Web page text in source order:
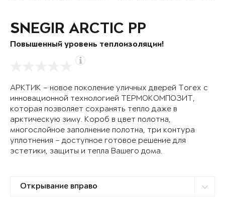
SNEGIR ARCTIC PP
Повышенный уровень теплоизоляции!
АРКТИК – новое поколение уличных дверей Torex с
инновационной технологией ТЕРМОКОМПОЗИТ,
которая позволяет сохранять тепло даже в
арктическую зиму. Короб в цвет полотна,
многослойное заполнение полотна, три контура
уплотнения – доступное готовое решение для
эстетики, защиты и тепла Вашего дома.